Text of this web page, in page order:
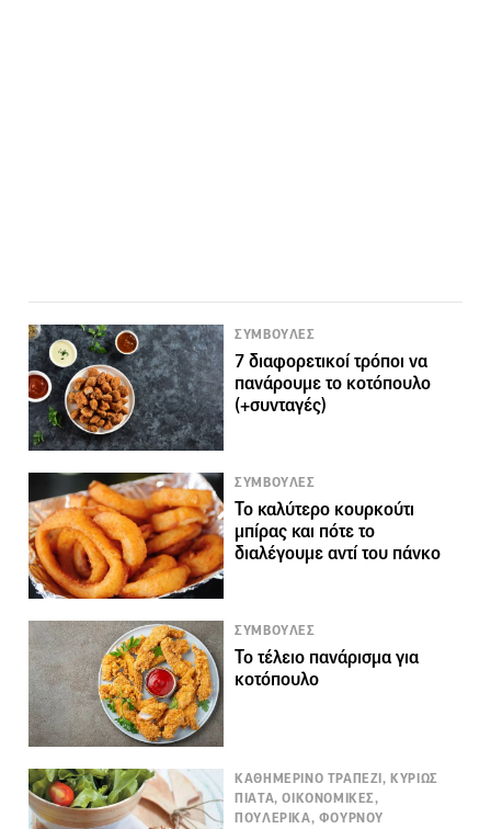
ΣΥΜΒΟΥΛΕΣ
7 διαφορετικοί τρόποι να
πανάρουμε το κοτόπουλο
(+συνταγές)
ΣΥΜΒΟΥΛΕΣ
Το καλύτερο κουρκούτι
μπίρας και πότε το
διαλέγουμε αντί του πάνκο
ΣΥΜΒΟΥΛΕΣ
Το τέλειο πανάρισμα για
κοτόπουλο
ΚΑΘΗΜΕΡΙΝΟ ΤΡΑΠΕΖΙ, ΚΥΡΙΩΣ
ΠΙΑΤΑ, ΟΙΚΟΝΟΜΙΚΕΣ,
ΠΟΥΛΕΡΙΚΑ, ΦΟΥΡΝΟΥ